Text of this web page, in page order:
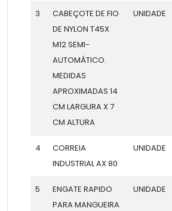
3
CABEÇOTE DE FIO
DE NYLON T45X
M12 SEMI-
AUTOMÁTICO.
MEDIDAS
APROXIMADAS 14
CM LARGURA X 7
CM ALTURA
UNIDADE
4
CORREIA
INDUSTRIAL AX 80
UNIDADE
5
ENGATE RAPIDO
PARA MANGUEIRA
UNIDADE